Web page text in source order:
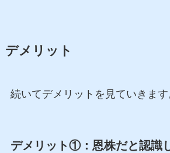
デメリット
続いてデメリットを見ていきます
デメリット①：恩株だと認識